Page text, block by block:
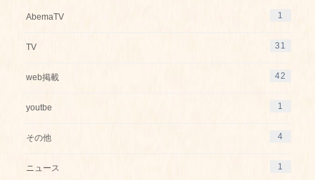
AbemaTV 1
TV 31
web掲載 42
youtbe 1
その他 4
ニュース 1